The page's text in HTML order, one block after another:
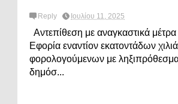
Reply Ιουλίου 11, 2025
Αντεπίθεση με αναγκαστικά
Εφορία εναντίον εκατοντάδων
φορολογούμενων με
δημόσ...